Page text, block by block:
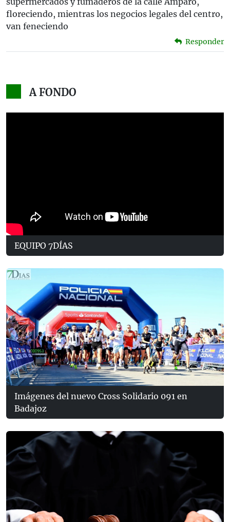
floreciendo, mientras los negocios legales del centro,
van feneciendo
Responder
A FONDO
EQUIPO 7DÍAS
Imágenes del nuevo Cross Solidario 091 en
Badajoz